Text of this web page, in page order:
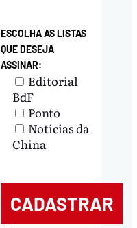
ESCOLHA AS LISTAS
QUE DESEJA
ASSINAR:
Editorial
BdF
Ponto
Notícias da
China